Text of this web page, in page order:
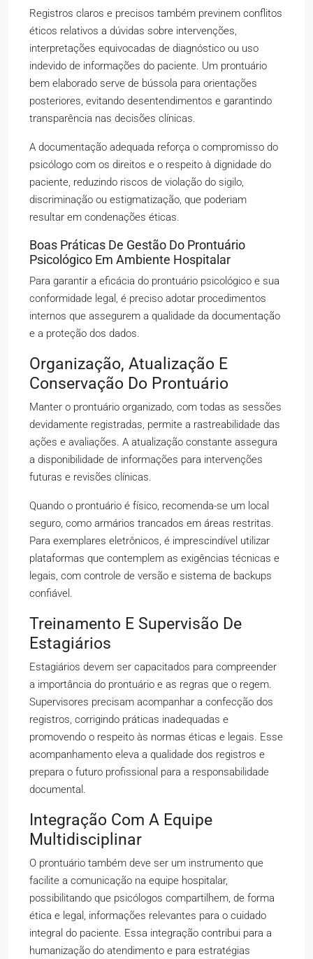
Registros claros e precisos também previnem conflitos
éticos relativos a dúvidas sobre intervenções,
interpretações equivocadas de diagnóstico ou uso
indevido de informações do paciente. Um prontuário
bem elaborado serve de bússola para orientações
posteriores, evitando desentendimentos e garantindo
transparência nas decisões clínicas.
A documentação adequada reforça o compromisso do
psicólogo com os direitos e o respeito à dignidade do
paciente, reduzindo riscos de violação do sigilo,
discriminação ou estigmatização, que poderiam
resultar em condenações éticas.
Boas Práticas De Gestão Do Prontuário
Psicológico Em Ambiente Hospitalar
Para garantir a eficácia do prontuário psicológico e sua
conformidade legal, é preciso adotar procedimentos
internos que assegurem a qualidade da documentação
e a proteção dos dados.
Organização, Atualização E
Conservação Do Prontuário
Manter o prontuário organizado, com todas as sessões
devidamente registradas, permite a rastreabilidade das
ações e avaliações. A atualização constante assegura
a disponibilidade de informações para intervenções
futuras e revisões clínicas.
Quando o prontuário é físico, recomenda-se um local
seguro, como armários trancados em áreas restritas.
Para exemplares eletrônicos, é imprescindível utilizar
plataformas que contemplem as exigências técnicas e
legais, com controle de versão e sistema de backups
confiável.
Treinamento E Supervisão De
Estagiários
Estagiários devem ser capacitados para compreender
a importância do prontuário e as regras que o regem.
Supervisores precisam acompanhar a confecção dos
registros, corrigindo práticas inadequadas e
promovendo o respeito às normas éticas e legais. Esse
acompanhamento eleva a qualidade dos registros e
prepara o futuro profissional para a responsabilidade
documental.
Integração Com A Equipe
Multidisciplinar
O prontuário também deve ser um instrumento que
facilite a comunicação na equipe hospitalar,
possibilitando que psicólogos compartilhem, de forma
ética e legal, informações relevantes para o cuidado
integral do paciente. Essa integração contribui para a
humanização do atendimento e para estratégias